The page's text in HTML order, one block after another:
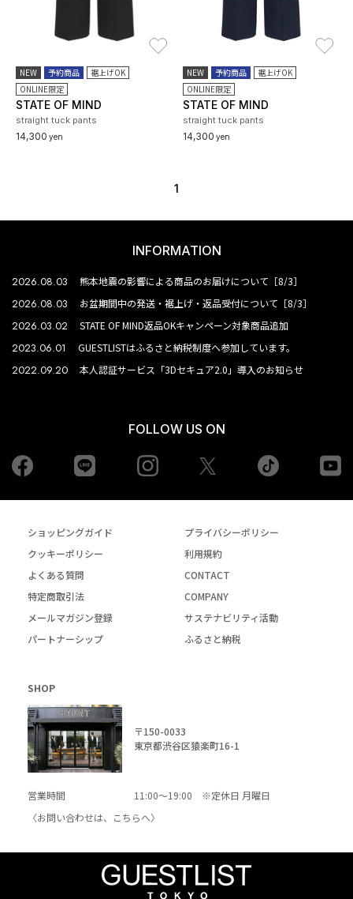
NEW 予約商品
裾上げOK
ONLINE限定
STATE OF MIND
straight tuck pants
14,300 yen
NEW 予約商品
裾上げOK
ONLINE限定
STATE OF MIND
straight tuck pants
14,300 yen
1
INFORMATION
2026.08.03 熊本地震の影響による商品のお届けについて［8/3］
2026.08.03 お盆期間中の発送・裾上げ・返品受付について［8/3］
2026.03.02 STATE OF MIND返品OKキャンペーン対象商品追加
2023.06.01 GUESTLISTはふるさと納税制度へ参加しています。
2022.09.20 本人認証サービス「3Dセキュア2.0」導入のお知らせ
FOLLOW US ON
Facebook Instagram tiktok
ショッピングガイド
プライバシーポリシー
クッキーポリシー
利用規約
よくある質問
CONTACT
特定商取引法
COMPANY
メールマガジン登録
サステナビリティ活動
パートナーシップ
ふるさと納税
SHOP
〒150-0033
東京都渋谷区猿楽町16-1
営業時間
11:00～19:00 ※定休日 月曜日
〈お問い合わせは、
こちらへ〉